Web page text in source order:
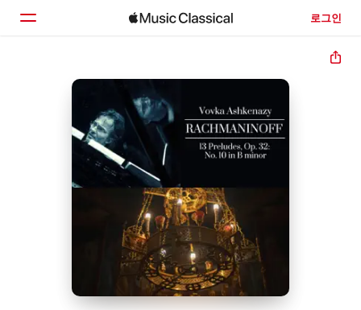
로그인
둘러보기